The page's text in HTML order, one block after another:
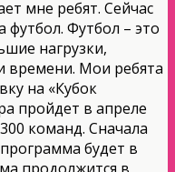
мне ребят. Сейчас
футбол. Футбол – это
нагрузки,
времени. Мои ребята
на «Кубок
пройдет в апреле
команд. Сначала
будет в